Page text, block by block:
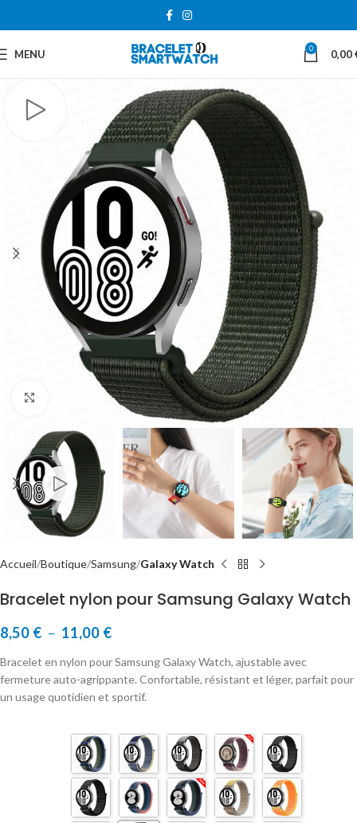
MENU 0 0,00
Cliquer pour agrandir
Accueil Boutique Samsung Galaxy Watch
Bracelet nylon pour Samsung Galaxy Watch
8,50 € – 11,00 €
Bracelet en nylon pour Samsung Galaxy Watch, ajustable avec
fermeture auto-agrippante. Confortable, résistant et léger, parfait pour
un usage quotidien et sportif.